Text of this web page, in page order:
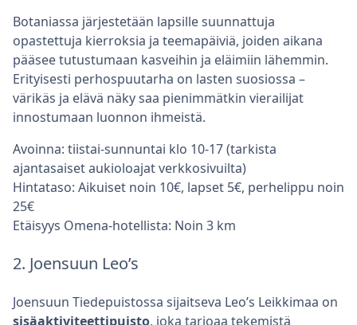
Botaniassa järjestetään lapsille suunnattuja
opastettuja kierroksia ja teemapäiviä, joiden aikana
pääsee tutustumaan kasveihin ja eläimiin lähemmin.
Erityisesti perhospuutarha on lasten suosiossa –
värikäs ja elävä näky saa pienimmätkin vierailijat
innostumaan luonnon ihmeistä.
Avoinna: tiistai-sunnuntai klo 10-17 (tarkista
ajantasaiset aukioloajat verkkosivuilta)
Hintataso: Aikuiset noin 10€, lapset 5€, perhelippu noin
25€
Etäisyys Omena-hotellista: Noin 3 km
2. Joensuun Leo’s
Joensuun Tiedepuistossa sijaitseva Leo’s Leikkimaa on
sisäaktiviteettipuisto, joka tarjoaa tekemistä